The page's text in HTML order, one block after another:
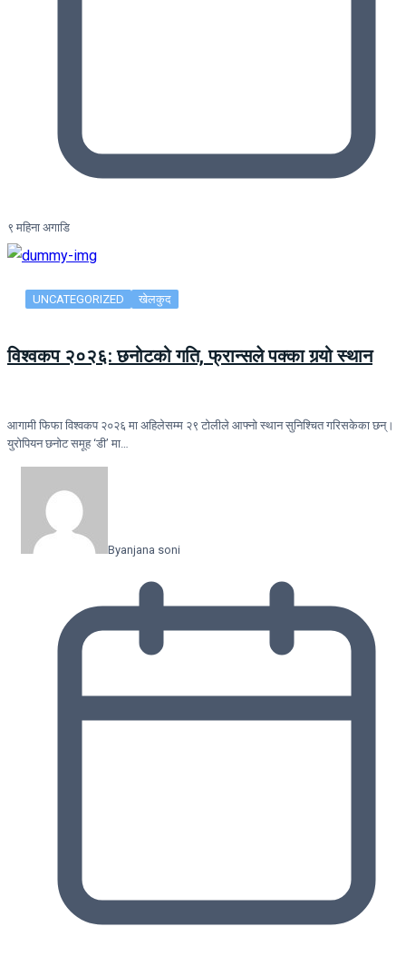
९ महिना अगाडि
UNCATEGORIZED खेलकुद
विश्वकप २०२६: छनोटको गति, फ्रान्सले पक्का गर्‍यो स्थान
आगामी फिफा विश्वकप २०२६ मा अहिलेसम्म २९ टोलीले आफ्नो स्थान सुनिश्चित गरिसकेका छन्।
युरोपियन छनोट समूह ‘डी’ मा…
Byanjana soni